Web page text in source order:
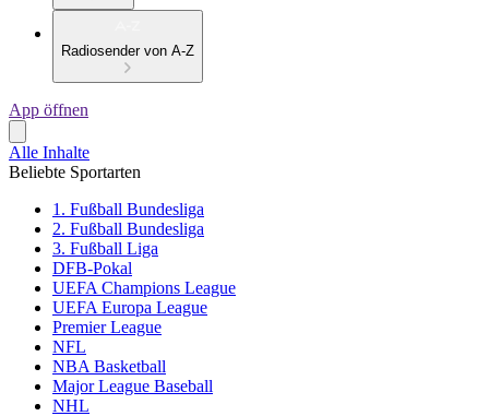
Radiosender von A-Z
App öffnen
Alle Inhalte
Beliebte Sportarten
1. Fußball Bundesliga
2. Fußball Bundesliga
3. Fußball Liga
DFB-Pokal
UEFA Champions League
UEFA Europa League
Premier League
NFL
NBA Basketball
Major League Baseball
NHL